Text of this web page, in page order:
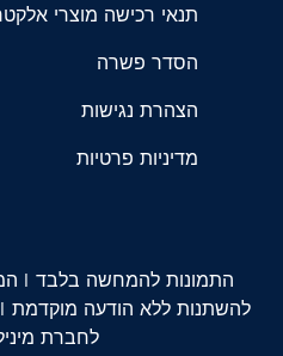
תנאי רכישה מוצרי
הסדר פשרה
הצהרת נגישות
מדיניות פרטיות
התמונות להמחשה בלבד |
להשתנות ללא הודעה מוקדמת |
לחברת